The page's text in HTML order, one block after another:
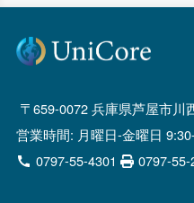
659-0072 兵庫県芦屋市川
営業時間: 月曜日-金曜日
0797-55-4301
0797-